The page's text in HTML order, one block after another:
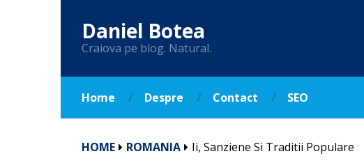
Daniel Botea
Craiova pe blog. Natural.
Home Despre Contact SEO
HOME ROMANIA Ii, Sanziene Si Traditii Populare